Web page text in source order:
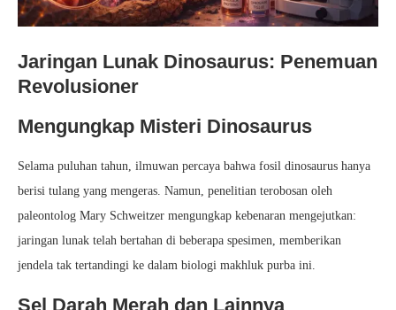
Jaringan Lunak Dinosaurus: Penemuan
Revolusioner
Mengungkap Misteri Dinosaurus
Selama puluhan tahun, ilmuwan percaya bahwa fosil dinosaurus hanya
berisi tulang yang mengeras. Namun, penelitian terobosan oleh
paleontolog Mary Schweitzer mengungkap kebenaran mengejutkan:
jaringan lunak telah bertahan di beberapa spesimen, memberikan
jendela tak tertandingi ke dalam biologi makhluk purba ini.
Sel Darah Merah dan Lainnya